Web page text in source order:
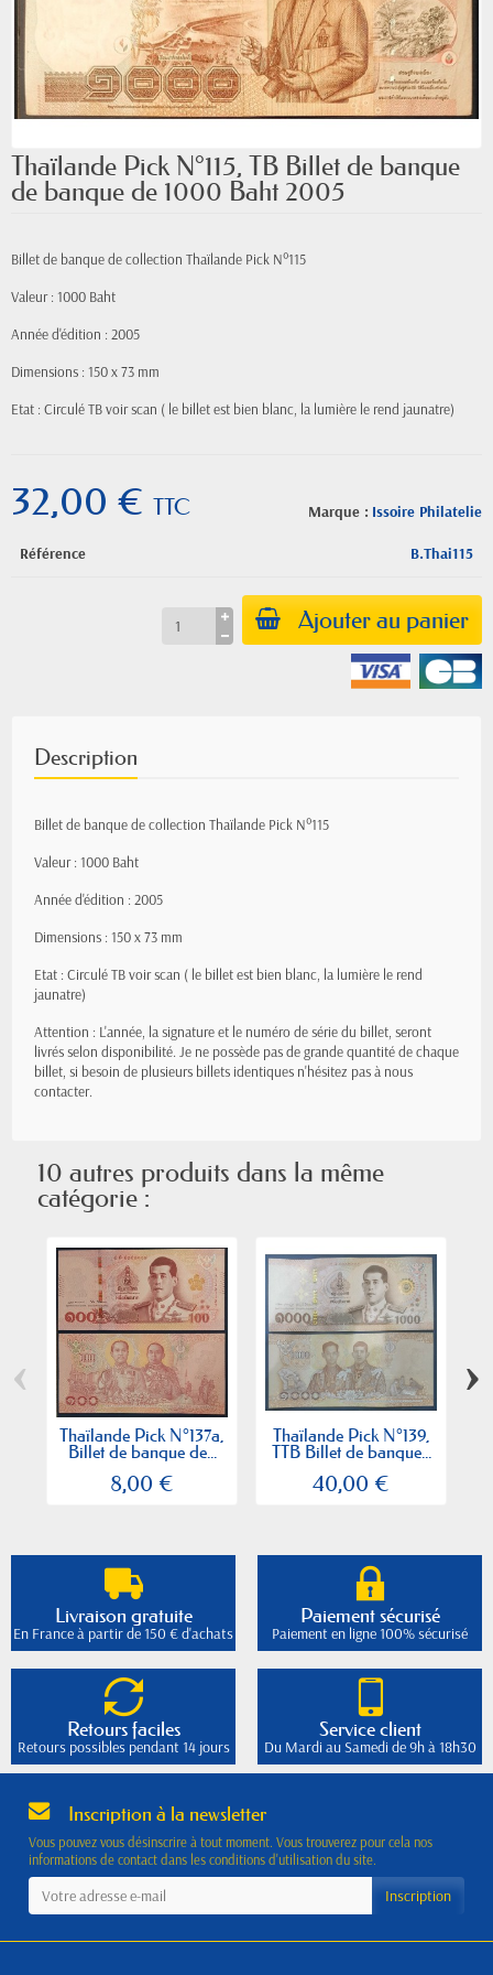
Thaïlande Pick N°115, TB Billet de banque
de banque de 1000 Baht 2005
Billet de banque de collection Thaïlande Pick N°115
Valeur : 1000 Baht
Année d'édition : 2005
Dimensions : 150 x 73 mm
Etat : Circulé TB voir scan ( le billet est bien blanc, la lumière le rend jaunatre)
Marque : Issoire Philatelie
32,00 € TTC
Référence B.Thai115
Ajouter au panier
Description
Billet de banque de collection Thaïlande Pick N°115
Valeur : 1000 Baht
Année d'édition : 2005
Dimensions : 150 x 73 mm
Etat : Circulé TB voir scan ( le billet est bien blanc, la lumière le rend
jaunatre)
Attention : L'année, la signature et le numéro de série du billet, seront
livrés selon disponibilité. Je ne possède pas de grande quantité de chaque
billet, si besoin de plusieurs billets identiques n'hésitez pas à nous
contacter.
10 autres produits dans la même
catégorie :
Thaïlande Pick N°137a,
Billet de banque de...
8,00 €
Thaïlande Pick N°139,
TTB Billet de banque...
40,00 €
‹ ›
Livraison gratuite
En France à partir de 150 € d'achats
Paiement sécurisé
Paiement en ligne 100% sécurisé
Retours faciles
Retours possibles pendant 14 jours
Service client
Du Mardi au Samedi de 9h à 18h30
Inscription à la newsletter
Vous pouvez vous désinscrire à tout moment. Vous trouverez pour cela nos
informations de contact dans les conditions d'utilisation du site.